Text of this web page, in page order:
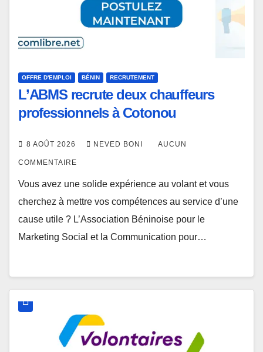
OFFRE D'EMPLOI BÉNIN RECRUTEMENT
L’ABMS recrute deux chauffeurs
professionnels à Cotonou
8 AOÛT 2026 NEVED BONI AUCUN
COMMENTAIRE
Vous avez une solide expérience au volant et vous
cherchez à mettre vos compétences au service d’une
cause utile ? L’Association Béninoise pour le
Marketing Social et la Communication pour…